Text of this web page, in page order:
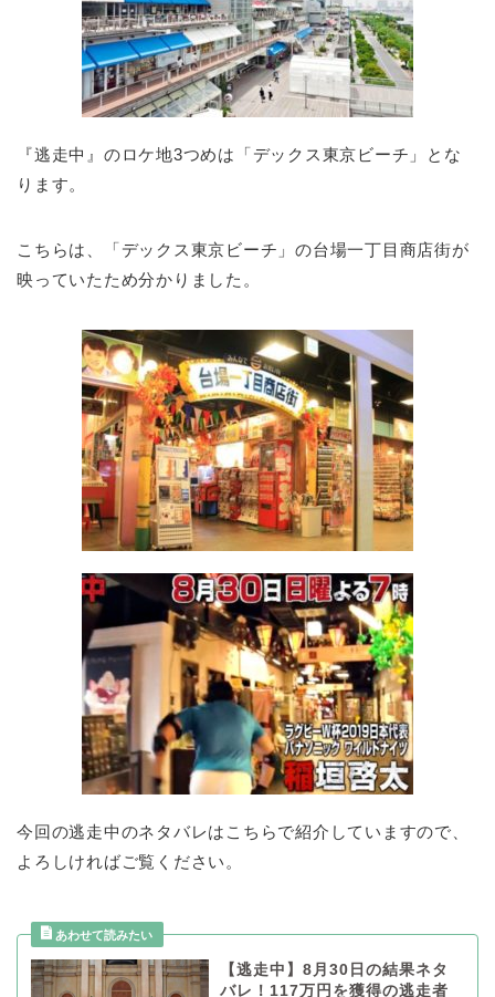
『逃走中』のロケ地3つめは「デックス東京ビーチ」とな
ります。
こちらは、「デックス東京ビーチ」の台場一丁目商店街が
映っていたため分かりました。
今回の逃走中のネタバレはこちらで紹介していますので、
よろしければご覧ください。
【逃走中】8月30日の結果ネタ
バレ！117万円を獲得の逃走者